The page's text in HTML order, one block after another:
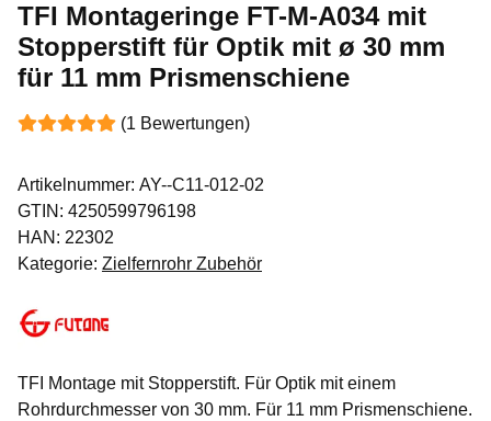
TFI Montageringe FT-M-A034 mit
Stopperstift für Optik mit ø 30 mm
für 11 mm Prismenschiene
(1 Bewertungen)
Artikelnummer: AY--C11-012-02
GTIN: 4250599796198
HAN: 22302
Kategorie: Zielfernrohr Zubehör
TFI Montage mit Stopperstift. Für Optik mit einem
Rohrdurchmesser von 30 mm. Für 11 mm Prismenschiene.